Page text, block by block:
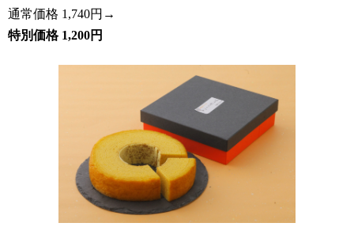
通常価格 1,740円→
特別価格 1,200円